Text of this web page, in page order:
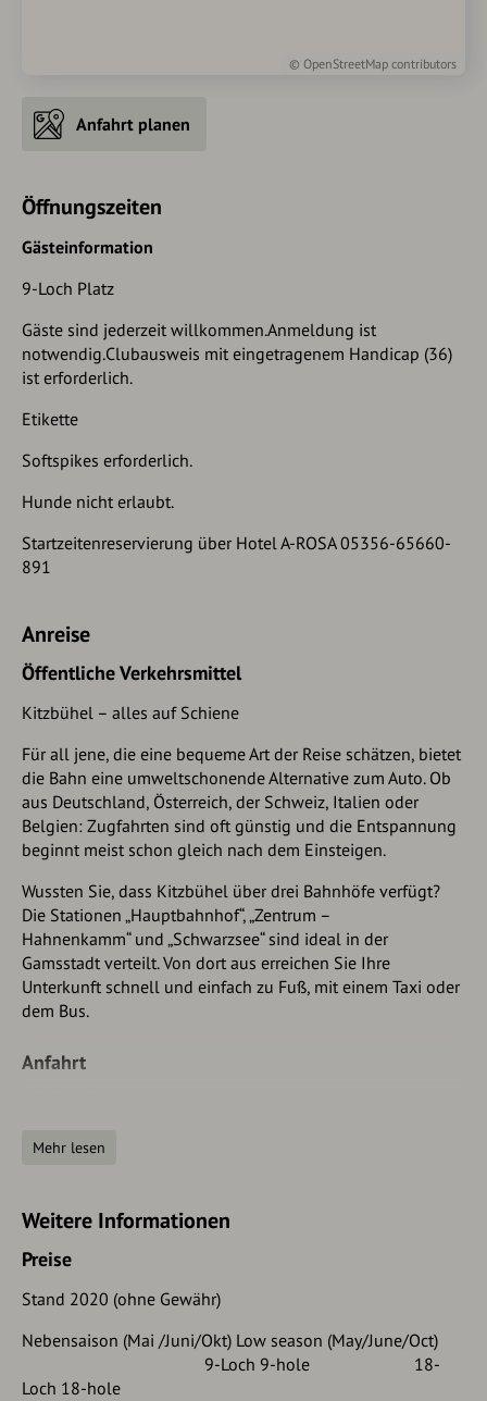
© OpenStreetMap contributors
Anfahrt planen
Öffnungszeiten
Gästeinformation
9-Loch Platz
Gäste sind jederzeit willkommen.Anmeldung ist
notwendig.Clubausweis mit eingetragenem Handicap (36)
ist erforderlich.
Etikette
Softspikes erforderlich.
Hunde nicht erlaubt.
Startzeitenreservierung über Hotel A-ROSA 05356-65660-
891
Anreise
Öffentliche Verkehrsmittel
Kitzbühel – alles auf Schiene
Für all jene, die eine bequeme Art der Reise schätzen, bietet
die Bahn eine umweltschonende Alternative zum Auto. Ob
aus Deutschland, Österreich, der Schweiz, Italien oder
Belgien: Zugfahrten sind oft günstig und die Entspannung
beginnt meist schon gleich nach dem Einsteigen.
Wussten Sie, dass Kitzbühel über drei Bahnhöfe verfügt?
Die Stationen „Hauptbahnhof“, „Zentrum –
Hahnenkamm“ und „Schwarzsee“ sind ideal in der
Gamsstadt verteilt. Von dort aus erreichen Sie Ihre
Unterkunft schnell und einfach zu Fuß, mit einem Taxi oder
dem Bus.
Anfahrt
VON NORDEN KOMMEND (D, NL, B, GB, ...)
:: Inntal-Dreieck Richtung Kufstein A93
:: Abfahrt Kufstein Süd
:: Loferer Bundesstraße B178 Richtung St. Johann in Tirol
:: Pass Thurn Bundesstraße B161 Richtung Kitzbühel
:: Fahrzeit von München: ca. 2 h
Mehr lesen
Weitere Informationen
Preise
Stand 2020 (ohne Gewähr)
Nebensaison (Mai /Juni/Okt) Low season (May/June/Oct)
9-Loch 9-hole 18-
Loch 18-hole